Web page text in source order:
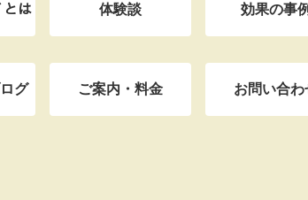
とは 体験談 効果の事例
グ ご案内・料金 お問い合わ